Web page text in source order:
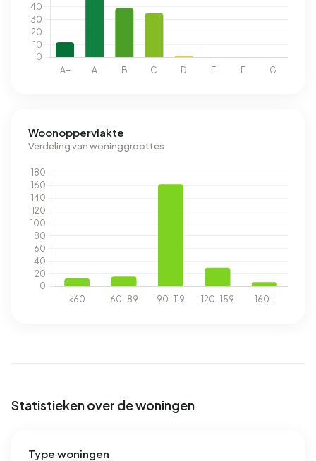
Woonoppervlakte
Verdeling van woninggroottes
Statistieken over de woningen
Type woningen